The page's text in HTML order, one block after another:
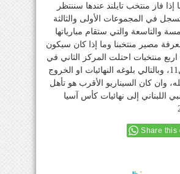
إذا فاز منتخب تايلند عندها سننتظر
في المجموعات الأولى والثالثة
والتاسعة والتي ستقام مبارياتها
مصير منتخبنا وما إذا كان سيكون
منتخبات احتلت المركز الثاني في
المجموعات ال11، وبالتالي بلوغه النهائيات او الخروج
وان كان السيناريو الأقرب هو تأهل
اللبناني إلى نهائيات كأس آسيا
Share this